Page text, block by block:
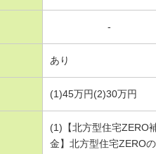
-
あり
(1)45万円(2)30万円
(1)【北方型住宅ZERO
金】北方型住宅ZERO